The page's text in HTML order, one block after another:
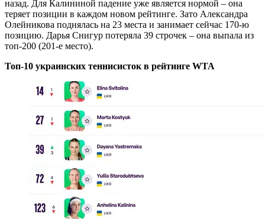
назад. Для Калининой падение уже является нормой – она
теряет позиции в каждом новом рейтинге. Зато Александра
Олейникова поднялась на 23 места и занимает сейчас 170-ю
позицию. Дарья Снигур потеряла 39 строчек – она выпала из
топ-200 (201-е место).
Топ-10 украинских теннисисток в рейтинге WTA